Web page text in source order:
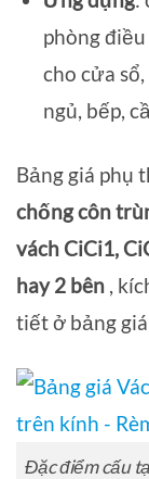
phòng
cho cửa
ngủ, bếp,
Bảng giá phụ
chống côn
vách CiCi1,
hay 2 bên ,
tiết ở bảng
Đặc điểm cấu